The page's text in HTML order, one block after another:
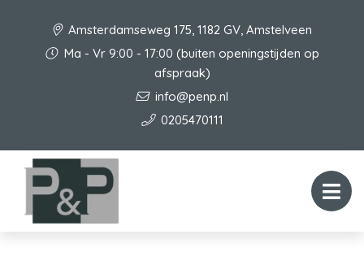
Amsterdamseweg 175, 1182 GV, Amstelveen
Ma - Vr 9:00 - 17:00 (buiten openingstijden op
afspraak)
info@penp.nl
0205470111